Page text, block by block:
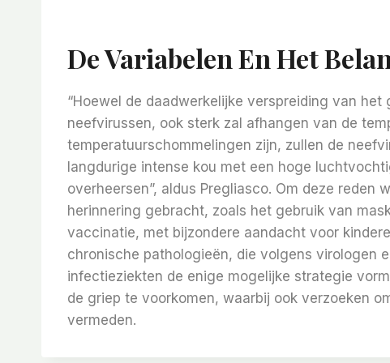
De Variabelen En Het
“Hoewel de daadwerkelijke verspreiding van
neefvirussen, ook sterk zal afhangen van de
temperatuurschommelingen zijn, zullen de
langdurige intense kou met een hoge
overheersen”, aldus Pregliasco. Om deze
herinnering gebracht, zoals het gebruik van
vaccinatie, met bijzondere aandacht voor
chronische pathologieën, die volgens virologen
infectieziekten de enige mogelijke strategie
de griep te voorkomen, waarbij ook verzoeken
vermeden.